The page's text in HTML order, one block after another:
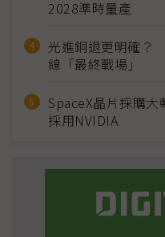
2028準時量產
光進銅退更明確？
線「最終戰場」
SpaceX晶片採購
採用NVIDIA